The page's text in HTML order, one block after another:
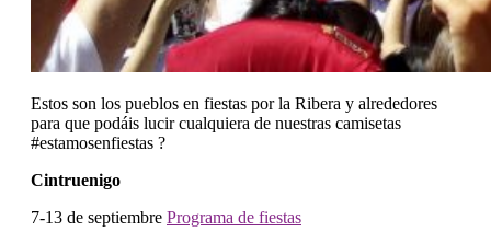
Estos son los pueblos en fiestas por la Ribera y alrededores
para que podáis lucir cualquiera de nuestras camisetas
#estamosenfiestas ?
Cintruenigo
7-13 de septiembre Programa de fiestas